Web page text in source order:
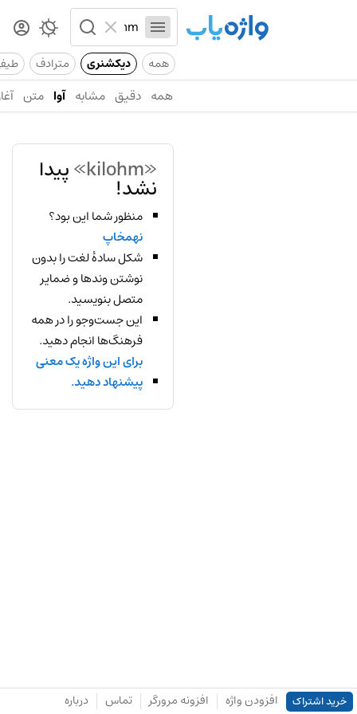
همه دیکشنری مترادف
همه دقیق مشابه آوا متن
«kilohm» پیدا
نشد!
منظور شما این بود؟
نهمخاپ
شکل سادهٔ لغت را بدون
نوشتن وندها و ضمایر
متصل بنویسید.
این جست‌وجو را در همه
فرهنگ‌ها انجام دهید.
برای این واژه یک معنی
پیشنهاد دهید.
خرید اشتراک افزودن واژه افزونه مرورگر تماس درباره